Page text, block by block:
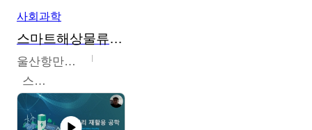
사회과학
스마트해상물류관리사 교육과정2
울산항만공사
스마트해상물류관리사 교육위원회